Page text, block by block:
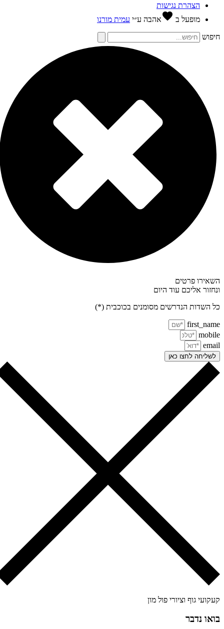
הצהרת נגישות
מופעל בfavoriteאהבהע״יעמית מורנו
פרטים
אליכם עוד היום
השדות הנדרשים מסומנים בכוכבית (*)
לשליחה לחצו כאן
גוף וציורי פול מון
נדבר